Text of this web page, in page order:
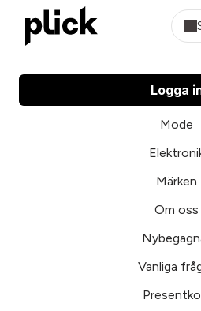
Logga
Mode
Märken
Om oss
Vanliga